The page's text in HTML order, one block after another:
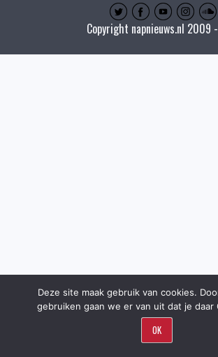
Copyright napnieuws.nl 2009
Deze site maak gebruik van cookies.
gebruiken gaan we er van uit dat je daar
OK